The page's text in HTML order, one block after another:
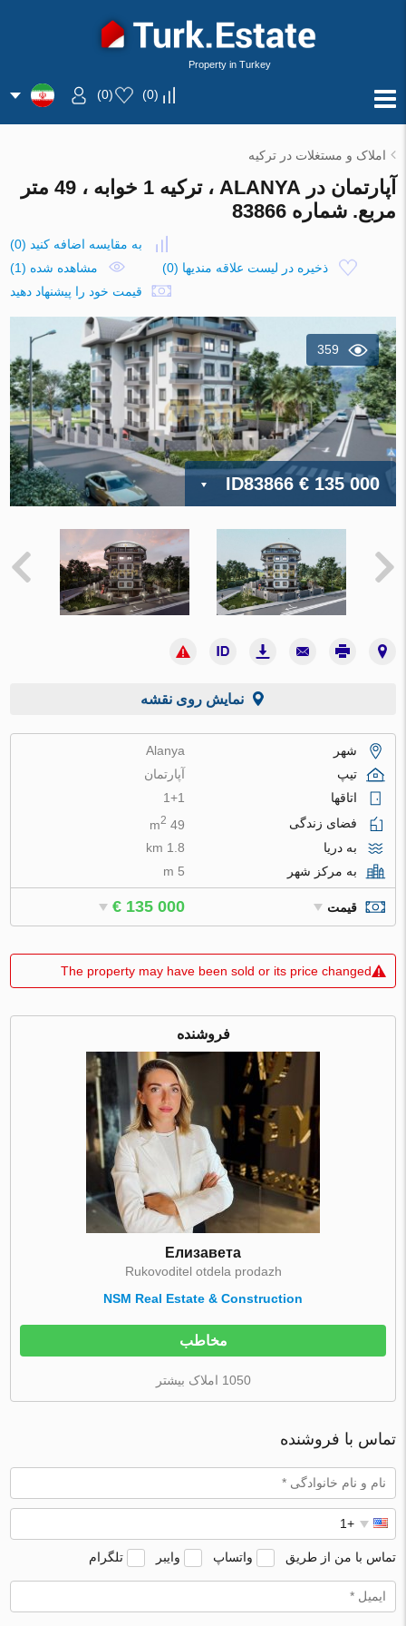
Property in Turkey
(
0
)
(
0
)
املاک و مستغلات در ترکیه
آپارتمان در ALANYA ، ترکیه 1 خوابه ، 49 متر
مربع. شماره 83866
به مقایسه اضافه کنید (
0
)
ذخیره در لیست علاقه مندیها (
0
)
مشاهده شده (1)
قیمت خود را پیشنهاد دهید
359
ID83866€ 135 000
نمایش روی نقشه
شهر
Alanya
تیپ
آپارتمان
اتاقها
1+1
فضای زندگی
49 m
2
به دریا
1.8 km
به مرکز شهر
5 m
قیمت € 135 000
The property may have been sold or its price changed
فروشنده
Елизавета
Rukovoditel otdela prodazh
NSM Real Estate & Construction
مخاطب
1050 املاک بیشتر
تماس با فروشنده
تماس با من از طریق واتساپ وایبر تلگرام